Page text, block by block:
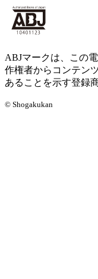
ABJマークは、この
作権者からコンテン
あることを示す登録
© Shogakukan